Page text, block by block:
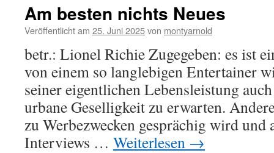
Am besten nichts Neues
Veröffentlicht am 25. Juni 2025von montyarnold
betr.: Lionel Richie Zugegeben: es ist
von einem so langlebigen Entertainer
seiner eigentlichen Lebensleistung
urbane Geselligkeit zu erwarten.
zu Werbezwecken gesprächig wird und
Interviews … Weiterlesen →